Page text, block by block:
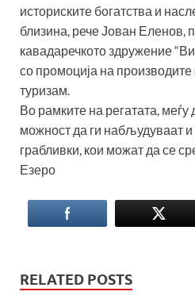
историските богатства и
близина, рече Јован Еленов,
кавадаречкото здружение
со промоција на производите
туризам.
Во рамките на регатата, меѓу
можност да ги набљудуваат и
грабливки, кои можат да се
Езеро
RELATED POSTS